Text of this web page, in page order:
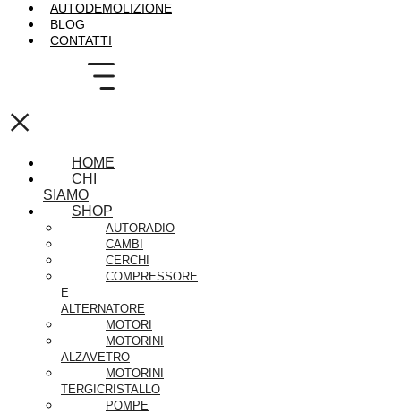
AUTODEMOLIZIONE
BLOG
CONTATTI
×
HOME
CHI
SIAMO
SHOP
AUTORADIO
CAMBI
CERCHI
COMPRESSORE
E
ALTERNATORE
MOTORI
MOTORINI
ALZAVETRO
MOTORINI
TERGICRISTALLO
POMPE